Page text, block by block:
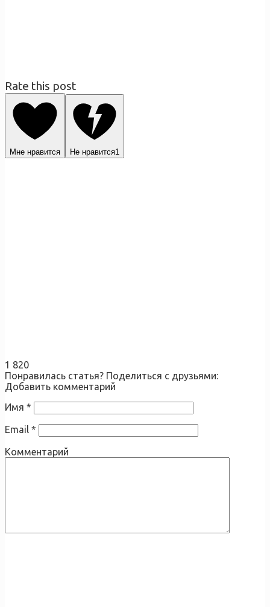
Rate this post
Мне нравится Не нравится1
1 820
Понравилась статья? Поделиться с друзьями:
Добавить комментарий
Имя *
Email *
Комментарий